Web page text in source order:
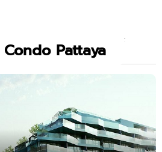
Pattaya